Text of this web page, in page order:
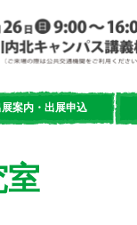
案内・出展申込